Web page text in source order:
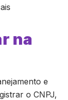
na
e
o CNPJ,